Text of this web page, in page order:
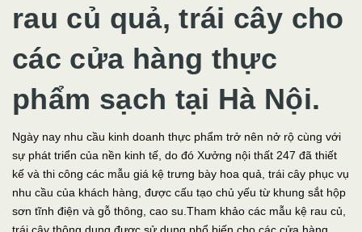
rau củ quả, trái cây cho
các cửa hàng thực
phẩm sạch tại Hà Nội.
Ngày nay nhu cầu kinh doanh thực phẩm trở nên nở rộ cùng với
sự phát triển của nền kinh tế, do đó Xưởng nội thất 247 đã thiết
kế và thi công các mẫu giá kệ trưng bày hoa quả, trái cây phục vụ
nhu cầu của khách hàng, được cấu tạo chủ yếu từ khung sắt hộp
sơn tĩnh điện và gỗ thông, cao su.Tham khảo các mẫu kệ rau củ,
trái cây thông dụng được sử dụng phổ biến cho các cửa hàng